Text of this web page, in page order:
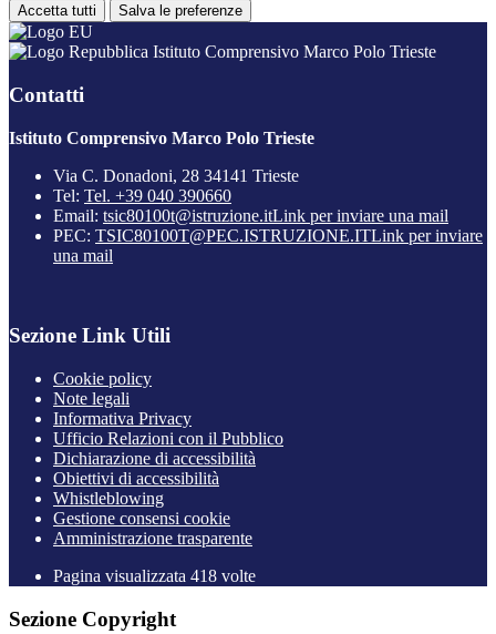
Accetta tutti Salva le preferenze
Istituto Comprensivo Marco Polo Trieste
Contatti
Istituto Comprensivo Marco Polo Trieste
Via C. Donadoni, 28 34141 Trieste
Tel: Tel. +39 040 390660
Email: tsic80100t@istruzione.itLink per inviare una mail
PEC: TSIC80100T@PEC.ISTRUZIONE.ITLink per inviare
una mail
Sezione Link Utili
Cookie policy
Note legali
Informativa Privacy
Ufficio Relazioni con il Pubblico
Dichiarazione di accessibilità
Obiettivi di accessibilità
Whistleblowing
Gestione consensi cookie
Amministrazione trasparente
Pagina visualizzata 418 volte
Sezione Copyright